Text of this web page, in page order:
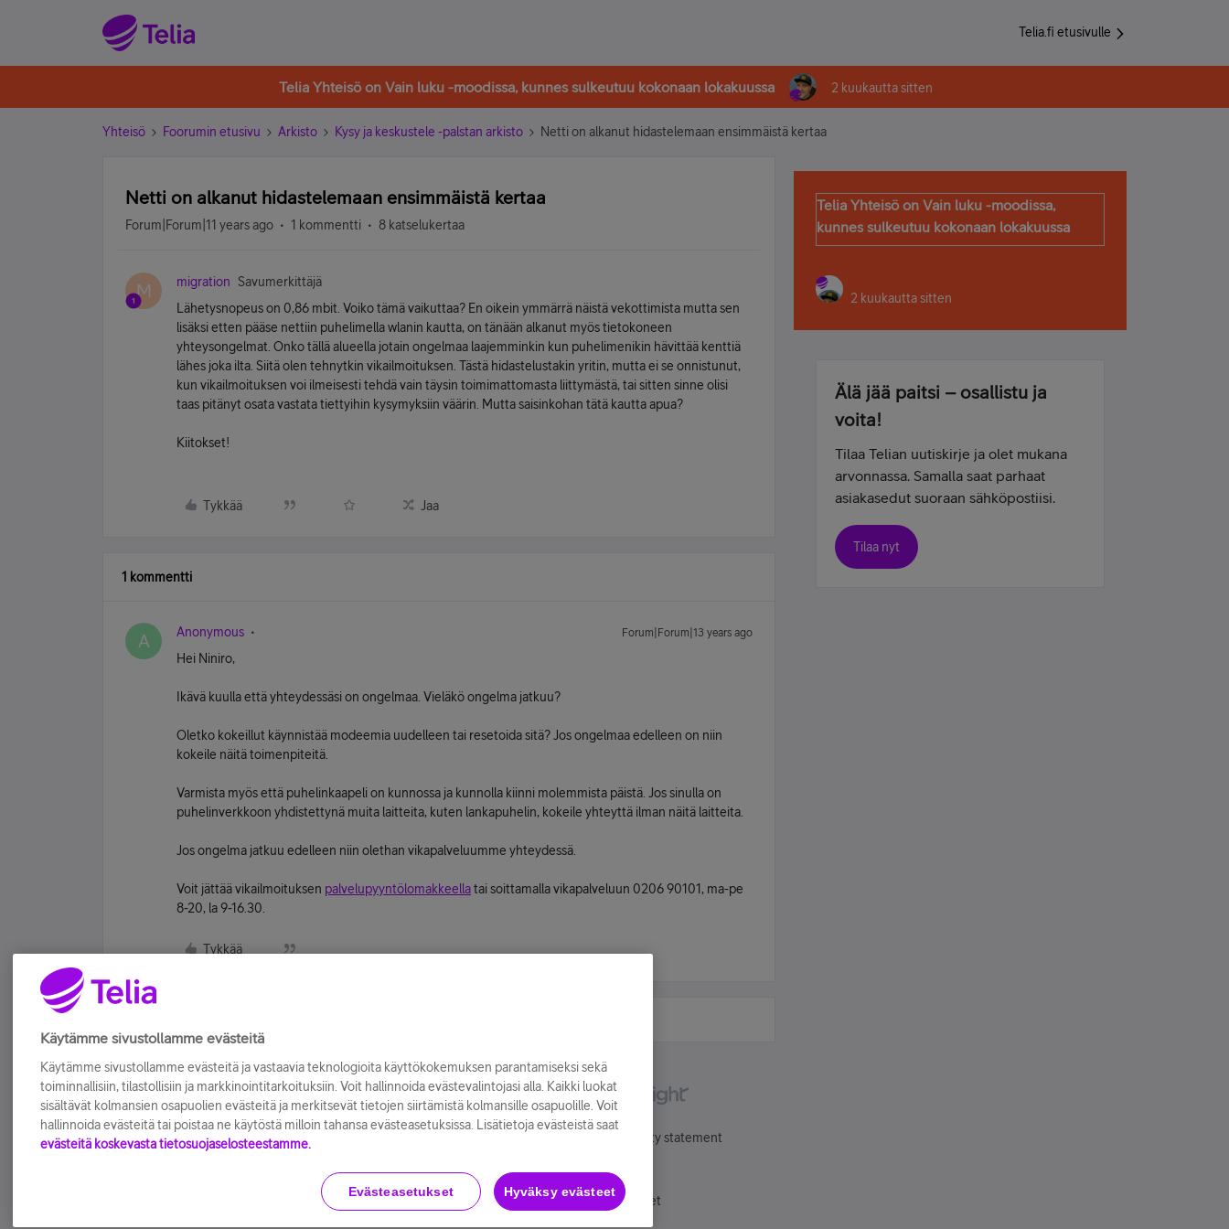
Telia.fi etusivulle
Telia Yhteisö on Vain luku -moodissa, kunnes sulkeutuu kokonaan lokakuussa 2 kuukautta sitten
Yhteisö Foorumin etusivu Arkisto Kysy ja keskustele -palstan arkisto Netti on alkanut hidastelemaan ensimmäistä kertaa
Netti on alkanut hidastelemaan ensimmäistä kertaa
Forum|Forum|11 years ago 1 kommentti 8 katselukertaa
M migration
Savumerkittäjä
Lähetysnopeus on 0,86 mbit. Voiko tämä vaikuttaa? En oikein ymmärrä näistä vekottimista mutta sen
lisäksi etten pääse nettiin puhelimella wlanin kautta, on tänään alkanut myös tietokoneen
yhteysongelmat. Onko tällä alueella jotain ongelmaa laajemminkin kun puhelimenikin hävittää kenttiä
lähes joka ilta. Siitä olen tehnytkin vikailmoituksen. Tästä hidastelustakin yritin, mutta ei se onnistunut,
kun vikailmoituksen voi ilmeisesti tehdä vain täysin toimimattomasta liittymästä, tai sitten sinne olisi
taas pitänyt osata vastata tiettyihin kysymyksiin väärin. Mutta saisinkohan tätä kautta apua?
Kiitokset!
Tykkää Jaa
1 kommentti
A Anonymous Forum|Forum|13 years ago
Hei Niniro,
Ikävä kuulla että yhteydessäsi on ongelmaa. Vieläkö ongelma jatkuu?
Oletko kokeillut käynnistää modeemia uudelleen tai resetoida sitä? Jos ongelmaa edelleen on niin
kokeile näitä toimenpiteitä.
Varmista myös että puhelinkaapeli on kunnossa ja kunnolla kiinni molemmista päistä. Jos sinulla on
puhelinverkkoon yhdistettynä muita laitteita, kuten lankapuhelin, kokeile yhteyttä ilman näitä laitteita.
Jos ongelma jatkuu edelleen niin olethan vikapalveluumme yhteydessä.
Voit jättää vikailmoituksen palvelupyyntölomakkeellatai soittamalla vikapalveluun 0206 90101, ma-pe
8-20, la 9-16.30.
Tykkää
Telia Yhteisö on Vain luku -moodissa,
kunnes sulkeutuu kokonaan lokakuussa
2 kuukautta sitten
Älä jää paitsi – osallistu ja
voita!
Tilaa Telian uutiskirje ja olet mukana
arvonnassa. Samalla saat parhaat
asiakasedut suoraan sähköpostiisi.
Tilaa nyt
Accessibility statement
Evästeasetukset
Käytämme sivustollamme evästeitä
Käytämme sivustollamme evästeitä ja vastaavia teknologioita käyttökokemuksen parantamiseksi sekä
toiminnallisiin, tilastollisiin ja markkinointitarkoituksiin. Voit hallinnoida evästevalintojasi alla. Kaikki luokat
sisältävät kolmansien osapuolien evästeitä ja merkitsevät tietojen siirtämistä kolmansille osapuolille. Voit
hallinnoida evästeitä tai poistaa ne käytöstä milloin tahansa evästeasetuksissa. Lisätietoja evästeistä saat
evästeitä koskevasta tietosuojaselosteestamme.
Evästeasetukset Hyväksy evästeet